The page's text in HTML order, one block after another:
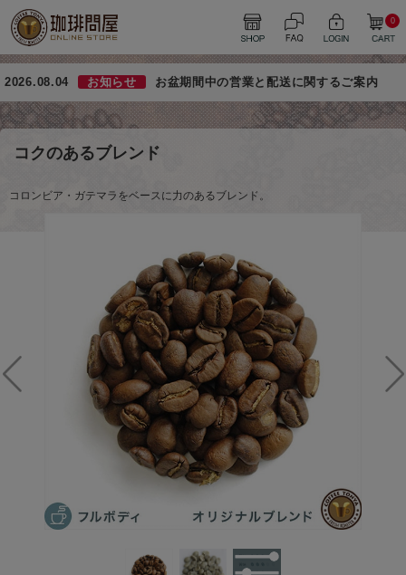
0
2026.08.04 お知らせ お盆期間中の営業と配送に関するご案内
コクのあるブレンド
コロンビア・ガテマラをベースに力のあるブレンド。